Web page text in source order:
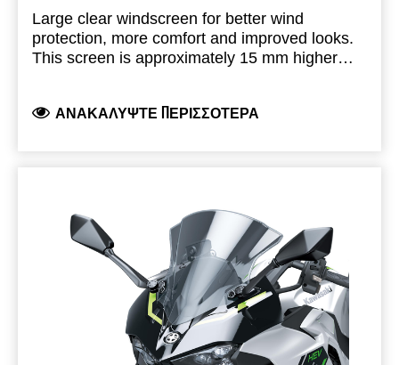
Large clear windscreen for better wind
protection, more comfort and improved looks.
This screen is approximately 15 mm higher
developed by Kawasaki and fully road legal.
ΑΝΑΚΑΛΎΨΤΕ ΠΕΡΙΣΣΌΤΕΡΑ